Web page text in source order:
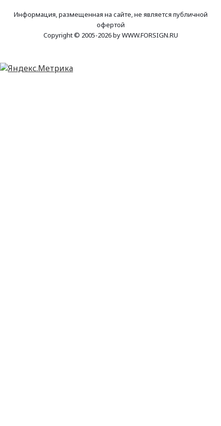
Информация, размещенная на сайте, не является публичной
офертой
Copyright © 2005-2026 by WWW.FORSIGN.RU